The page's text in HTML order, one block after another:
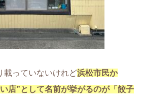
載っていないけれど浜松市民か
店”として名前が挙がるのが「餃子